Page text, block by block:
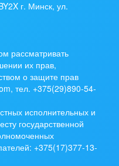
г. Минск, ул.
рассматривать
их прав,
о защите прав
тел. +375(29)890-54-
исполнительных и
государственной
+375(17)377-13-